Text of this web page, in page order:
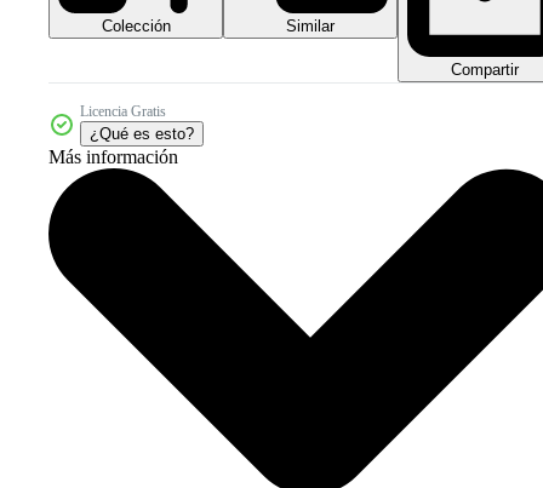
Colección Similar
Compartir
Licencia Gratis
¿Qué es esto?
Más información